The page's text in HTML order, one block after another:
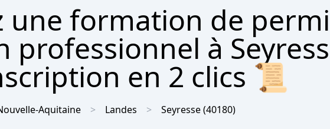
une formation de
professionnel à
en 2 clics 📜
Aquitaine Landes Seyresse(40180)